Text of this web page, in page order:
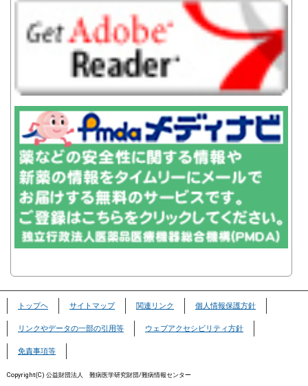
トップヘ サイトマップ 関連リンク 個人情報保護方針
リンクやデータの一部の引用等 ウェブアクセシビリティ方針
免責事項等
Copyright(C) 公益財団法人 難病医学研究財団/難病情報センター